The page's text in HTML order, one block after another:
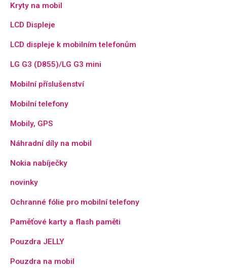
Kryty na mobil
LCD Displeje
LCD displeje k mobilním telefonům
LG G3 (D855)/LG G3 mini
Mobilní příslušenství
Mobilní telefony
Mobily, GPS
Náhradní díly na mobil
Nokia nabíječky
novinky
Ochranné fólie pro mobilní telefony
Paměťové karty a flash paměti
Pouzdra JELLY
Pouzdra na mobil